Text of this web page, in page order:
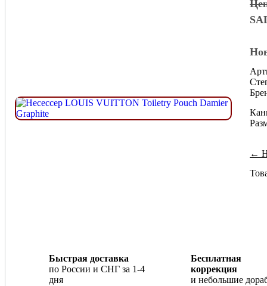
←
Быстрая доставка
по России и СНГ за 1-4
дня
Бесплатная
коррекция
и небольшие